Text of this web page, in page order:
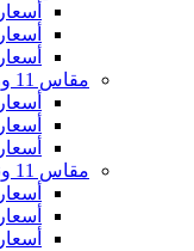
أسعار 25
أسعار 35
أسعار 45
مقاس 11 وربع
أسعار 25
أسعار 35
أسعار 45
مقاس 11 ونص
أسعار 25
أسعار 35
أسعار 45